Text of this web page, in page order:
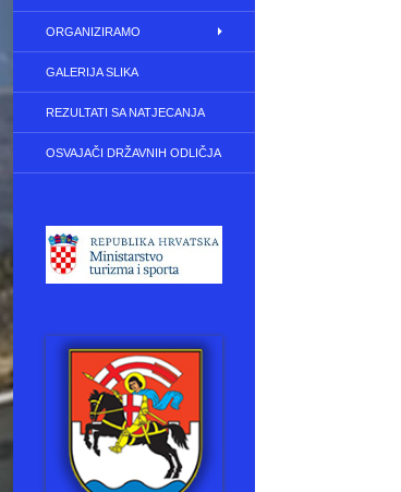
ORGANIZIRAMO
GALERIJA SLIKA
REZULTATI SA NATJECANJA
OSVAJAČI DRŽAVNIH ODLIČJA